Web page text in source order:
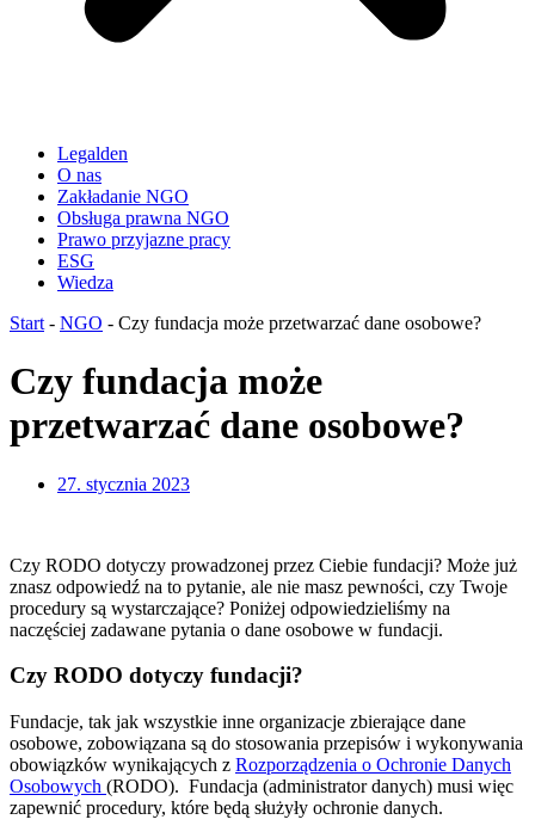
Legalden
O nas
Zakładanie NGO
Obsługa prawna NGO
Prawo przyjazne pracy
ESG
Wiedza
Start - NGO - Czy fundacja może przetwarzać dane osobowe?
Czy fundacja może
przetwarzać dane osobowe?
27. stycznia 2023
Czy RODO dotyczy prowadzonej przez Ciebie fundacji? Może już
znasz odpowiedź na to pytanie, ale nie masz pewności, czy Twoje
procedury są wystarczające? Poniżej odpowiedzieliśmy na
naczęściej zadawane pytania o dane osobowe w fundacji.
Czy RODO dotyczy fundacji?
Fundacje, tak jak wszystkie inne organizacje zbierające dane
osobowe, zobowiązana są do stosowania przepisów i wykonywania
obowiązków wynikających z Rozporządzenia o Ochronie Danych
Osobowych (RODO). Fundacja (administrator danych) musi więc
zapewnić procedury, które będą służyły ochronie danych.